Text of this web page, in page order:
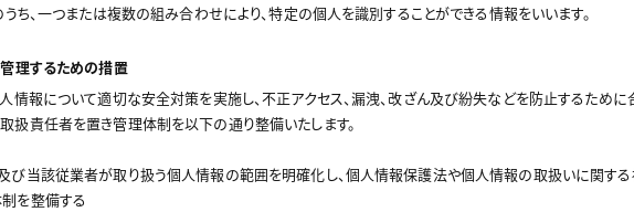
ち、一つまたは複数の組み合わせにより、特定の個人を識別することができる情報をいいます。
理するための措置
情報について適切な安全対策を実施し、不正アクセス、漏洩、改ざん及び紛失などを防止するため
責任者を置き管理体制を以下の通り整備いたします。
当該従業者が取り扱う個人情報の範囲を明確化し、個人情報保護法や個人情報の取扱いに関す
を整備する